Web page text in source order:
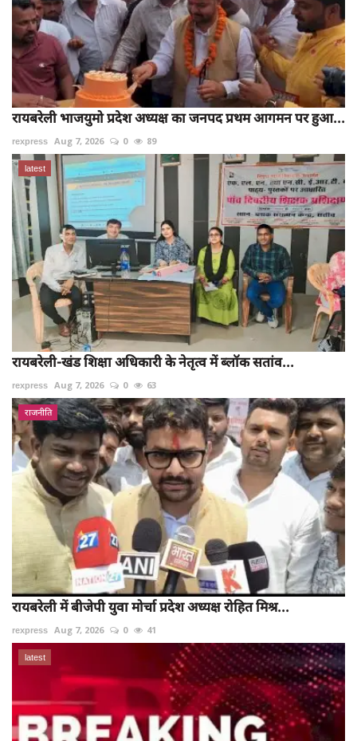
रायबरेली भाजयुमो प्रदेश अध्यक्ष का जनपद प्रथम आगमन पर हुआ...
rexpress Aug 7, 2026 0 89
latest
रायबरेली-खंड शिक्षा अधिकारी के नेतृत्व में ब्लॉक सतांव...
rexpress Aug 7, 2026 0 63
राजनीति
रायबरेली में बीजेपी युवा मोर्चा प्रदेश अध्यक्ष रोहित मिश्र...
rexpress Aug 7, 2026 0 41
latest